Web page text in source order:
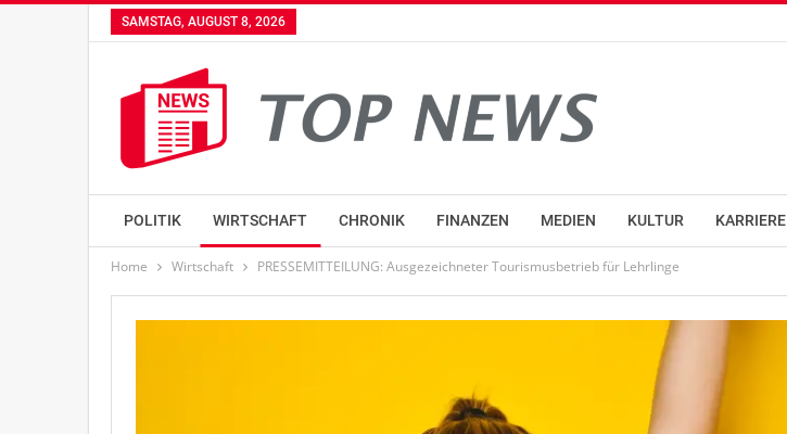
SAMSTAG, AUGUST 8, 2026
POLITIK WIRTSCHAFT CHRONIK FINANZEN MEDIEN KULTUR KARRIERE
Home Wirtschaft PRESSEMITTEILUNG: Ausgezeichneter Tourismusbetrieb für Lehrlinge